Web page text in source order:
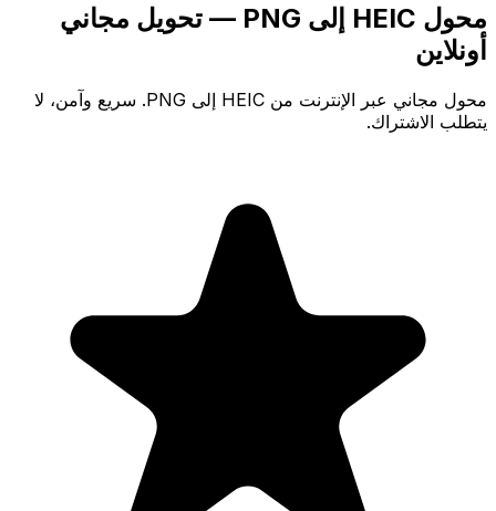
محول HEIC إلى PNG — تحويل مجاني
أونلاين
محول مجاني عبر الإنترنت من HEIC إلى PNG. سريع وآمن، لا
يتطلب الاشتراك.